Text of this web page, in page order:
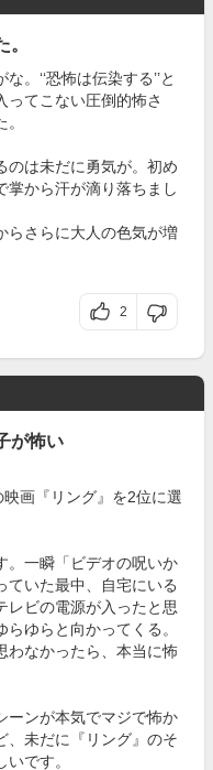
。‘‘恐怖は伝染する’’と
ってこない圧倒的怖さ
のは未だに勇気が。初め
掌から汗が滴り落ちまし
らさらに大人の色気が増
2
が怖い
映画『リング』を2位に選
。一瞬「ビデオの呪いか
ていた最中、自宅にいる
レビの電源が入ったと思
ゆらと向かってくる。
わなかったら、本当に怖
ーンが本気でマジで怖か
、未だに『リング』のそ
です。